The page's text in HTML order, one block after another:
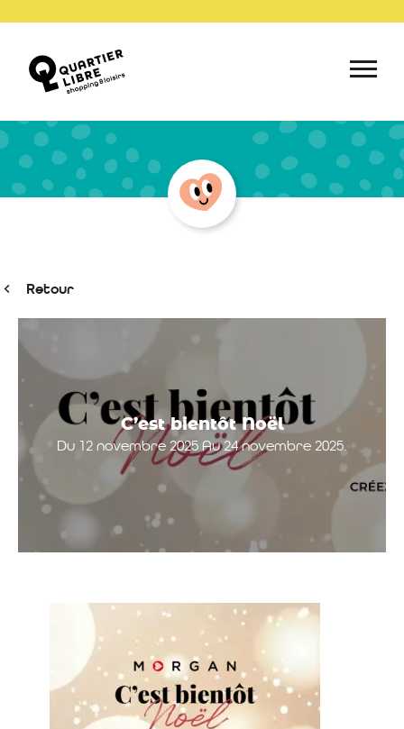
Retour
C’est bientôt Noël
Du 12 novembre 2025 Au 24 novembre 2025.